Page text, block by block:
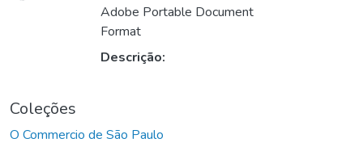
Adobe Portable Document
Format
Descrição:
Coleções
O Commercio de São Paulo